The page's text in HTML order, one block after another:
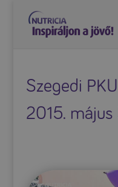
Szegedi
2015. május